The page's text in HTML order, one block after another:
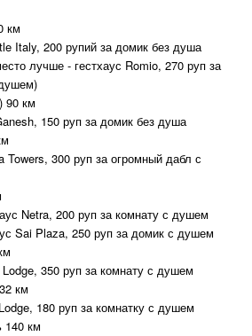
км
Italy, 200 рупий за домик без душа
лучше - гестхаус Romio, 270 руп за
90 км
150 руп за домик без душа
Towers, 300 руп за огромный дабл с
Netra, 200 руп за комнату с душем
Sai Plaza, 250 руп за домик с душем
350 руп за комнату с душем
км
180 руп за комнатку с душем
140 км